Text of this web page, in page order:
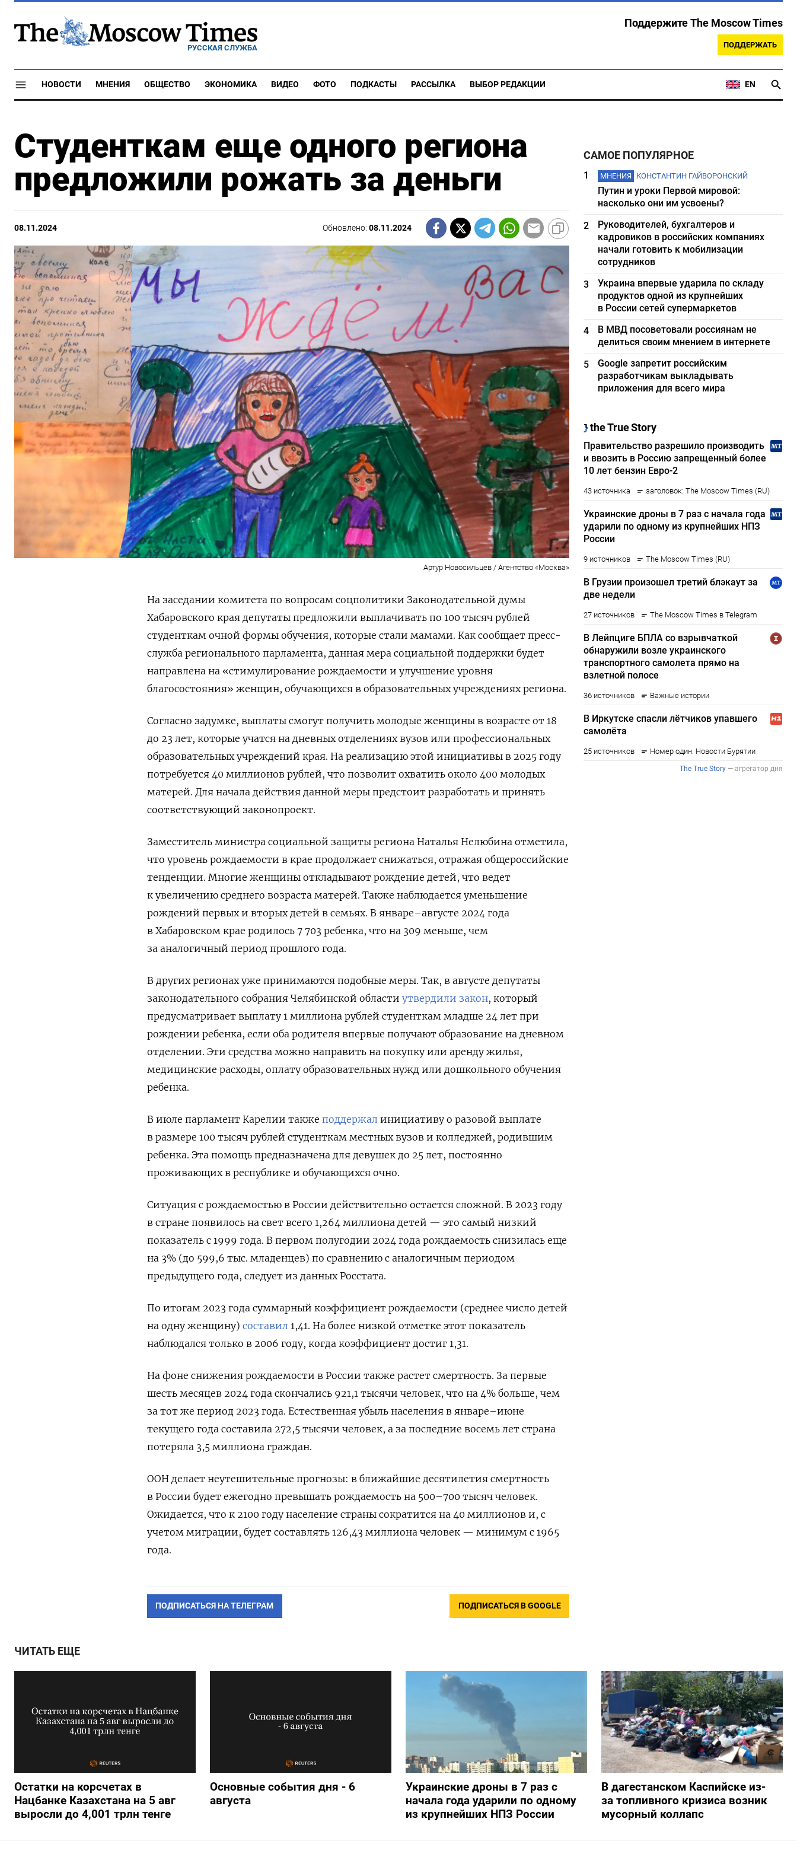
РУССКАЯ СЛУЖБА
Поддержите The Moscow Times
ПОДДЕРЖАТЬ
НОВОСТИ МНЕНИЯ ОБЩЕСТВО ЭКОНОМИКА ВИДЕО ФОТО ПОДКАСТЫ РАССЫЛКА ВЫБОР РЕДАКЦИИ EN
Студенткам еще одного региона
предложили рожать за деньги
08.11.2024 Обновлено:08.11.2024
Артур Новосильцев / Агентство «Москва»
На заседании комитета по вопросам соцполитики Законодательной думы
Хабаровского края депутаты предложили выплачивать по 100 тысяч рублей
студенткам очной формы обучения, которые стали мамами. Как сообщает пресс-
служба регионального парламента, данная мера социальной поддержки будет
направлена на «стимулирование рождаемости и улучшение уровня
благосостояния» женщин, обучающихся в образовательных учреждениях региона.
Согласно задумке, выплаты смогут получить молодые женщины в возрасте от 18
до 23 лет, которые учатся на дневных отделениях вузов или профессиональных
образовательных учреждений края. На реализацию этой инициативы в 2025 году
потребуется 40 миллионов рублей, что позволит охватить около 400 молодых
матерей. Для начала действия данной меры предстоит разработать и принять
соответствующий законопроект.
Заместитель министра социальной защиты региона Наталья Нелюбина отметила,
что уровень рождаемости в крае продолжает снижаться, отражая общероссийские
тенденции. Многие женщины откладывают рождение детей, что ведет
к увеличению среднего возраста матерей. Также наблюдается уменьшение
рождений первых и вторых детей в семьях. В январе–августе 2024 года
в Хабаровском крае родилось 7 703 ребенка, что на 309 меньше, чем
за аналогичный период прошлого года.
В других регионах уже принимаются подобные меры. Так, в августе депутаты
законодательного собрания Челябинской области утвердили закон, который
предусматривает выплату 1 миллиона рублей студенткам младше 24 лет при
рождении ребенка, если оба родителя впервые получают образование на дневном
отделении. Эти средства можно направить на покупку или аренду жилья,
медицинские расходы, оплату образовательных нужд или дошкольного обучения
ребенка.
В июле парламент Карелии также поддержал инициативу о разовой выплате
в размере 100 тысяч рублей студенткам местных вузов и колледжей, родившим
ребенка. Эта помощь предназначена для девушек до 25 лет, постоянно
проживающих в республике и обучающихся очно.
Ситуация с рождаемостью в России действительно остается сложной. В 2023 году
в стране появилось на свет всего 1,264 миллиона детей — это самый низкий
показатель с 1999 года. В первом полугодии 2024 года рождаемость снизилась еще
на 3% (до 599,6 тыс. младенцев) по сравнению с аналогичным периодом
предыдущего года, следует из данных Росстата.
По итогам 2023 года суммарный коэффициент рождаемости (среднее число детей
на одну женщину) составил 1,41. На более низкой отметке этот показатель
наблюдался только в 2006 году, когда коэффициент достиг 1,31.
На фоне снижения рождаемости в России также растет смертность. За первые
шесть месяцев 2024 года скончались 921,1 тысячи человек, что на 4% больше, чем
за тот же период 2023 года. Естественная убыль населения в январе–июне
текущего года составила 272,5 тысячи человек, а за последние восемь лет страна
потеряла 3,5 миллиона граждан.
ООН делает неутешительные прогнозы: в ближайшие десятилетия смертность
в России будет ежегодно превышать рождаемость на 500–700 тысяч человек.
Ожидается, что к 2100 году население страны сократится на 40 миллионов и, с
учетом миграции, будет составлять 126,43 миллиона человек — минимум с 1965
года.
ПОДПИСАТЬСЯ НА ТЕЛЕГРАМ ПОДПИСАТЬСЯ В GOOGLE
САМОЕ ПОПУЛЯРНОЕ
1 МНЕНИЯ КОНСТАНТИН ГАЙВОРОНСКИЙ
Путин и уроки Первой мировой:
насколько они им усвоены?
2
Руководителей, бухгалтеров и
кадровиков в российских компаниях
начали готовить к мобилизации
сотрудников
3
Украина впервые ударила по складу
продуктов одной из крупнейших
в России сетей супермаркетов
4
В МВД посоветовали россиянам не
делиться своим мнением в интернете
5
Google запретит российским
разработчикам выкладывать
приложения для всего мира
ЧИТАТЬ ЕЩЕ
Остатки на корсчетах в
Нацбанке Казахстана на 5 авг
выросли до 4,001 трлн тенге
Основные события дня - 6
августа
Украинские дроны в 7 раз с
начала года ударили по одному
из крупнейших НПЗ России
В дагестанском Каспийске из-
за топливного кризиса возник
мусорный коллапс